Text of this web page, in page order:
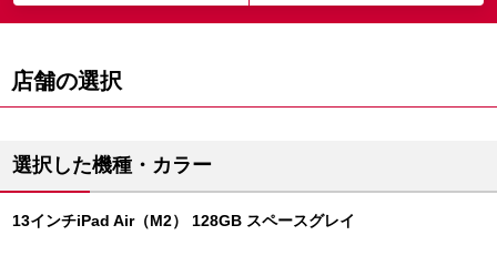
店舗の選択
選択した機種・カラー
13インチiPad Air（M2） 128GB スペースグレイ